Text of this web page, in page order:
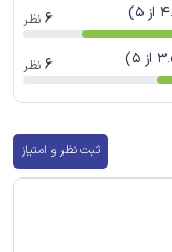
6 نظر
6 نظر
ثبت نظر و امتیاز